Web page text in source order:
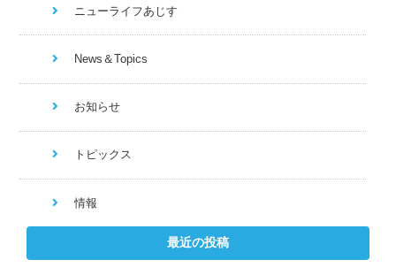
ニューライフあじす
News＆Topics
お知らせ
トピックス
情報
最近の投稿